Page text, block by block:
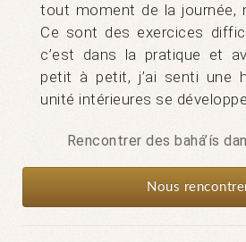
tout moment de la journée,
Ce sont des exercices
c’est dans la pratique et
petit à petit, j’ai senti une
unité intérieures se
Rencontrer des bahá’ís
Nous